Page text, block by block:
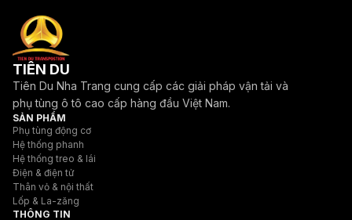
TIÊN DU
Tiên Du Nha Trang cung cấp các giải pháp vận tải và
phụ tùng ô tô cao cấp hàng đầu Việt Nam.
SẢN PHẨM
Phụ tùng động cơ
Hệ thống phanh
Hệ thống treo & lái
Điện & điện tử
Thân vỏ & nội thất
Lốp & La-zăng
THÔNG TIN